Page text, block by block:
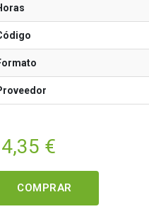
€
COMPRAR